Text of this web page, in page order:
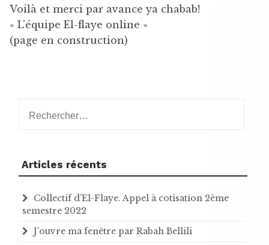
Voilà et merci par avance ya chabab!
« L’équipe El-flaye online »
(page en construction)
Articles récents
Collectif d’El-Flaye. Appel à cotisation 2ème
semestre 2022
J’ouvre ma fenêtre par Rabah Bellili